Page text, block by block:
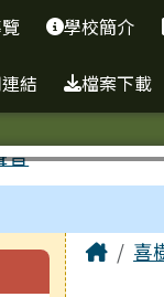
民小
學校簡介
結 檔案下載
主Home
喜